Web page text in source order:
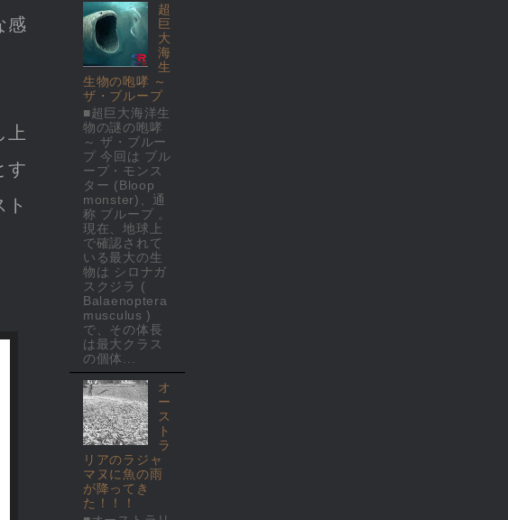
感
上
す
超
巨
大
海
生
生物の咆哮 ～
ザ・ブループ
■超巨大海洋生
物の謎の咆哮
～ ザ・ブルー
プ 今回は ブル
ープ・モンス
ター (Bloop
monster)、通
称 ブループ 。
現在、地球上
で確認されて
いる最大の生
物は シロナガ
スクジラ (
Balaenoptera
musculus )
で、その体長
は最大クラス
の個体...
オ
ー
ス
ト
ラ
リアのラジャ
マヌに魚の雨
が降ってき
た！！！